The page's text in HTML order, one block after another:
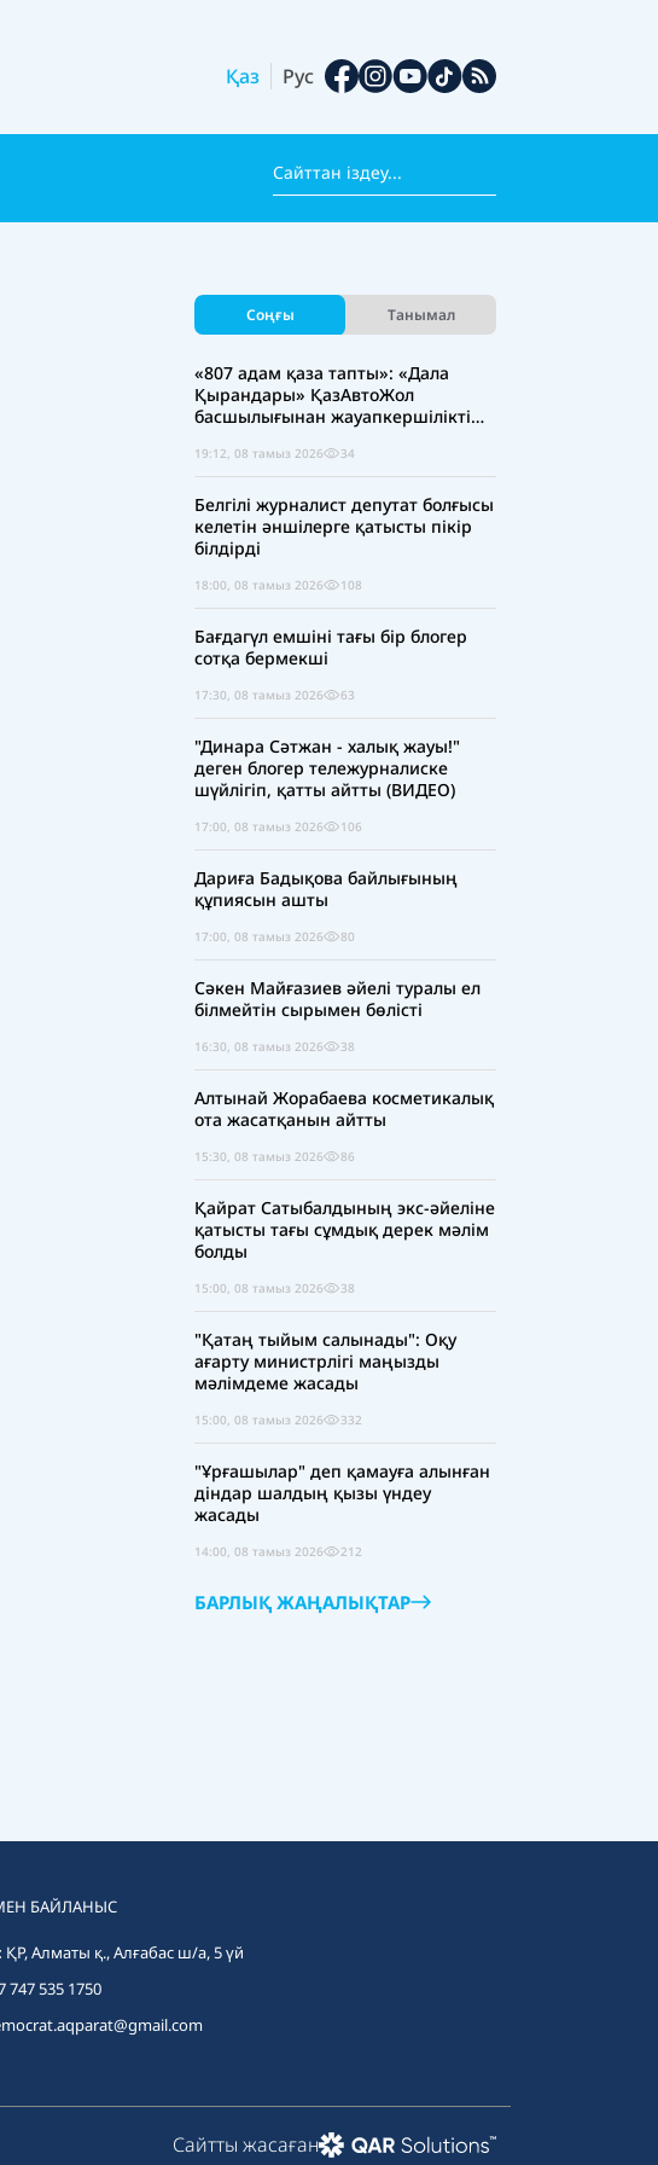
Қаз Рус
Соңғы Танымал
«807 адам қаза тапты»: «Дала
Қырандары» ҚазАвтоЖол
басшылығынан жауапкершілікті
19:12, 08 тамыз 2026 34
Белгілі журналист депутат болғысы
келетін әншілерге қатысты пікір
білдірді
18:00, 08 тамыз 2026 108
Бағдагүл емшіні тағы бір блогер
сотқа бермекші
17:30, 08 тамыз 2026 63
"Динара Сәтжан - халық жауы!"
деген блогер тележурналиске
шүйлігіп, қатты айтты (ВИДЕО)
17:00, 08 тамыз 2026 106
Дариға Бадықова байлығының
құпиясын ашты
17:00, 08 тамыз 2026 80
Сәкен Майғазиев әйелі туралы ел
білмейтін сырымен бөлісті
16:30, 08 тамыз 2026 38
Алтынай Жорабаева косметикалық
ота жасатқанын айтты
15:30, 08 тамыз 2026 86
Қайрат Сатыбалдының экс-әйеліне
қатысты тағы сұмдық дерек мәлім
болды
15:00, 08 тамыз 2026 38
"Қатаң тыйым салынады": Оқу
ағарту министрлігі маңызды
мәлімдеме жасады
15:00, 08 тамыз 2026 332
"Ұрғашылар" деп қамауға алынған
діндар шалдың қызы үндеу
жасады
14:00, 08 тамыз 2026 212
БАРЛЫҚ ЖАҢАЛЫҚТАР
БАЙЛАНЫС
ҚР, Алматы қ., Алғабас ш/а, 5 үй
747 535 1750
Сайтты жасаған